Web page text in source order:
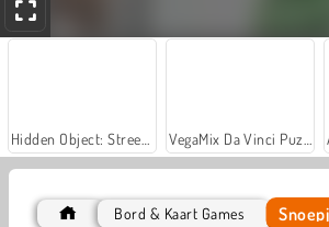
Bord & Kaart Games